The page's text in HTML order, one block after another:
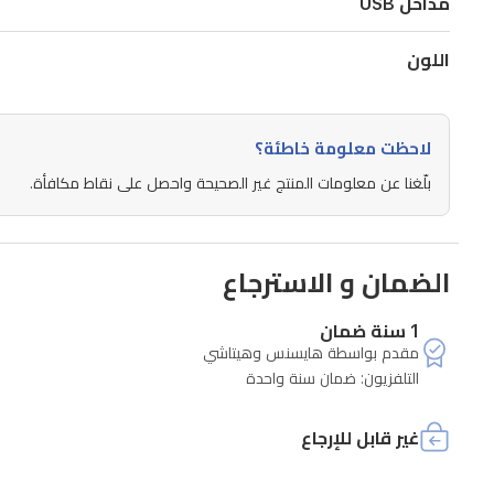
صورة
بالحياة
مساحة
المعيشة
الخاصة
بك.
اللون
لاحظت معلومة خاطئة؟
بلّغنا عن معلومات المنتج غير الصحيحة واحصل على نقاط مكافأة.
الضمان و الاسترجاع
1 سنة ضمان
مقدم بواسطة هايسنس وهيتاشي
التلفزيون: ضمان سنة واحدة
غير قابل للإرجاع